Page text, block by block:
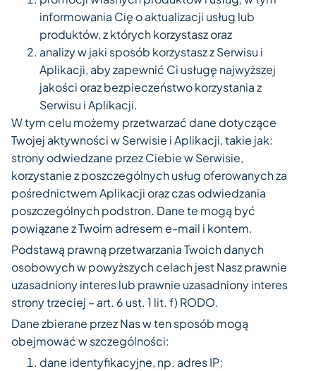
informowania Cię o aktualizacji usług lub
produktów, z których korzystasz oraz
analizy w jaki sposób korzystasz z Serwisu i
Aplikacji, aby zapewnić Ci usługę najwyższej
jakości oraz bezpieczeństwo korzystania z
Serwisu i Aplikacji.
W tym celu możemy przetwarzać dane dotyczące
Twojej aktywności w Serwisie i Aplikacji, takie jak:
strony odwiedzane przez Ciebie w Serwisie,
korzystanie z poszczególnych usług oferowanych za
pośrednictwem Aplikacji oraz czas odwiedzania
poszczególnych podstron. Dane te mogą być
powiązane z Twoim adresem e-mail i kontem.
Podstawą prawną przetwarzania Twoich danych
osobowych w powyższych celach jest Nasz prawnie
uzasadniony interes lub prawnie uzasadniony interes
strony trzeciej – art. 6 ust. 1 lit. f) RODO.
Dane zbierane przez Nas w ten sposób mogą
obejmować w szczególności:
dane identyfikacyjne, np. adres IP;